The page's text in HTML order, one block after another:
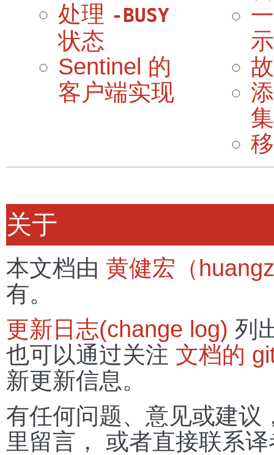
处理 -BUSY
状态
Sentinel 的
客户端实现
关于
本文档由 黄健宏（
有。
更新日志(change log) 列
也可以通过关注 文档的
新更新信息。
有任何问题、意见或建议
里留言， 或者直接联系